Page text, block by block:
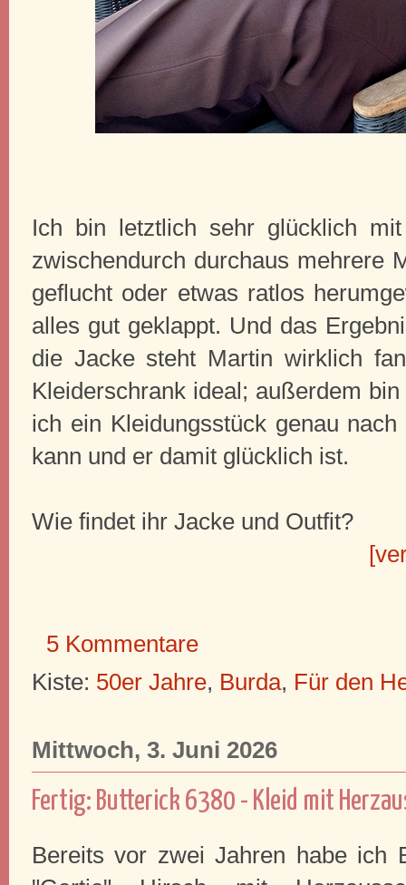
Ich bin letztlich sehr glücklich
zwischendurch durchaus mehrere
geflucht oder etwas ratlos
alles gut geklappt. Und das
die Jacke steht Martin wirklich
Kleiderschrank ideal; außerdem
ich ein Kleidungsstück genau
kann und er damit glücklich ist.
Wie findet ihr Jacke und Outfit?
5 Kommentare
Kiste: 50er Jahre, Burda, Für den
Mittwoch, 3. Juni 2026
Fertig: Butterick 6380 - Kleid mit
Bereits vor zwei Jahren habe ich